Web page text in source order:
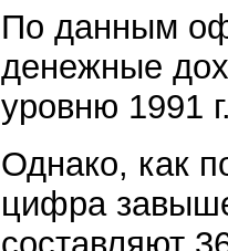
По данным
денежные
уровню 1991
Однако, как
цифра